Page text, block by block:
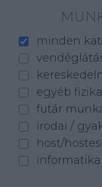
minden
egyéb
futár
irodai /
host/